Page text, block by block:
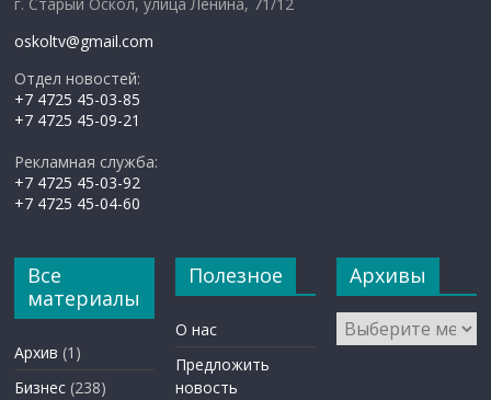
oskoltv@gmail.com
Отдел новостей:
+7 4725 45-03-85
+7 4725 45-09-21
Рекламная служба:
+7 4725 45-03-92
+7 4725 45-04-60
Все
материалы
Архив (1)
Бизнес (238)
Полезное
О нас
Предложить
новость
Архивы
Архивы